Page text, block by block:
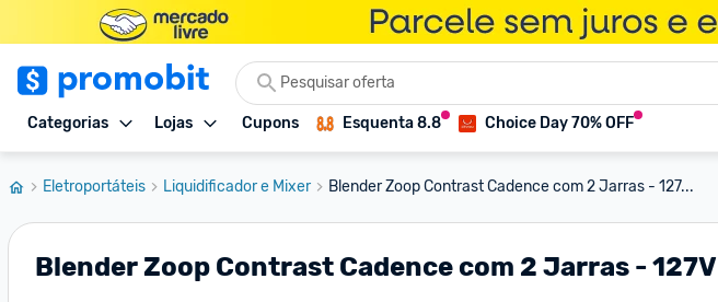
Categorias Lojas Cupons Esquenta 8.8 Choice Day 70% OFF
Eletroportáteis Liquidificador e Mixer Blender Zoop Contrast Cadence com 2 Jarras - 127...
Blender Zoop Contrast Cadence com 2 Jarras - 127V